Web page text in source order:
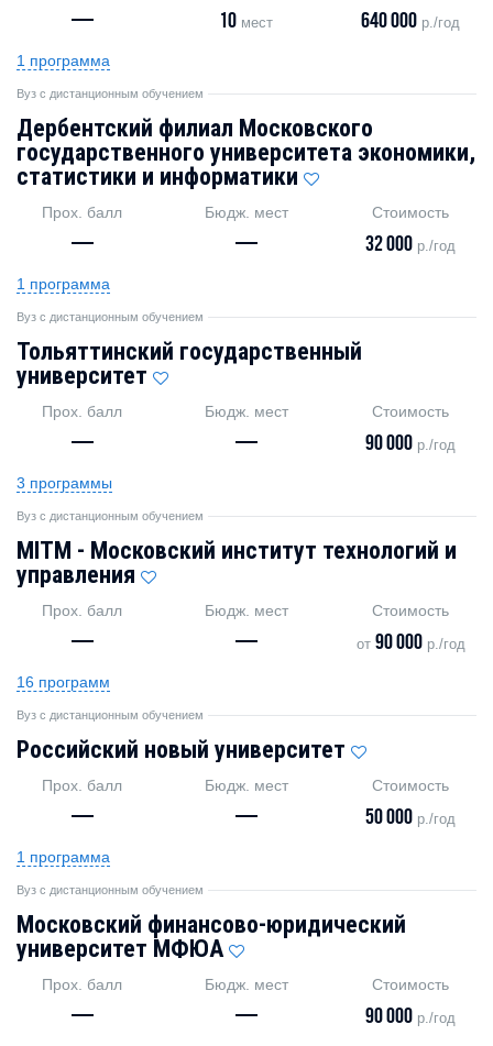
— 10 мест 640 000 р./год
1 программа
Вуз с дистанционным обучением
Дербентский филиал Московского
государственного университета экономики,
статистики и информатики
Прох. балл
—
Бюдж. мест
—
Стоимость
32 000 р./год
1 программа
Вуз с дистанционным обучением
Тольяттинский государственный
университет
Прох. балл
—
Бюдж. мест
—
Стоимость
90 000 р./год
3 программы
Вуз с дистанционным обучением
MITM - Московский институт технологий и
управления
Прох. балл
—
Бюдж. мест
—
Стоимость
от 90 000р./год
16 программ
Вуз с дистанционным обучением
Российский новый университет
Прох. балл
—
Бюдж. мест
—
Стоимость
50 000 р./год
1 программа
Вуз с дистанционным обучением
Московский финансово-юридический
университет МФЮА
Прох. балл
—
Бюдж. мест
—
Стоимость
90 000 р./год